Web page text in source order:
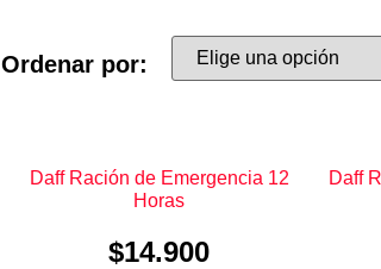
Ordenar por:
Daff Ración de Emergencia 12
Horas
$14.900
Daff